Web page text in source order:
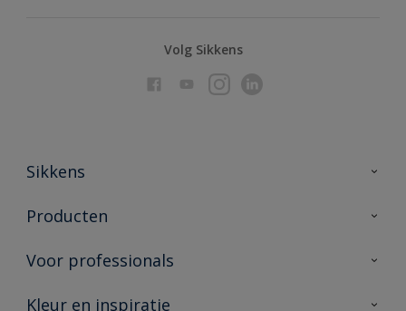
Volg Sikkens
Sikkens
Over Sikkens
Duurzaamheid
Producten
Producten voor binnen
Voor professionals
Advies & service
Kleur en inspiratie